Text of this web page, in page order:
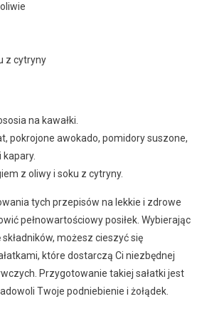
z cytryny
na kawałki.
pokrojone awokado, pomidory suszone,
kapary.
z oliwy i soku z cytryny.
tych przepisów na lekkie i zdrowe
pełnowartościowy posiłek. Wybierając
możesz cieszyć się
które dostarczą Ci niezbędnej
Przygotowanie takiej sałatki jest
Twoje podniebienie i żołądek.